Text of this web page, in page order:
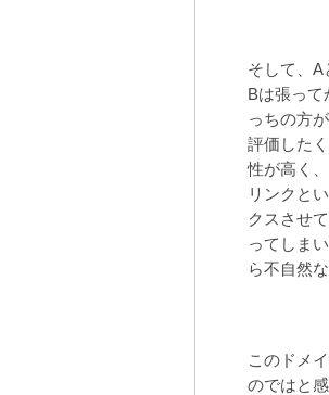
そして、A
Bは張っ
っちの方
評価した
性が高く
リンクと
クスさせ
ってしま
ら不自然
このドメ
のではと